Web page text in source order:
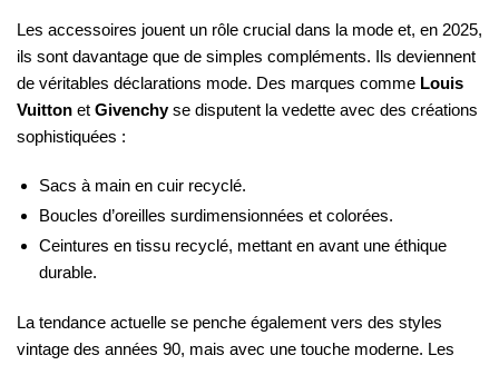
Les accessoires jouent un rôle crucial dans la mode et, en 2025,
ils sont davantage que de simples compléments. Ils deviennent
de véritables déclarations mode. Des marques comme Louis
Vuitton et Givenchyse disputent la vedette avec des créations
sophistiquées :
Sacs à main en cuir recyclé.
Boucles d’oreilles surdimensionnées et colorées.
Ceintures en tissu recyclé, mettant en avant une éthique
durable.
La tendance actuelle se penche également vers des styles
vintage des années 90, mais avec une touche moderne. Les